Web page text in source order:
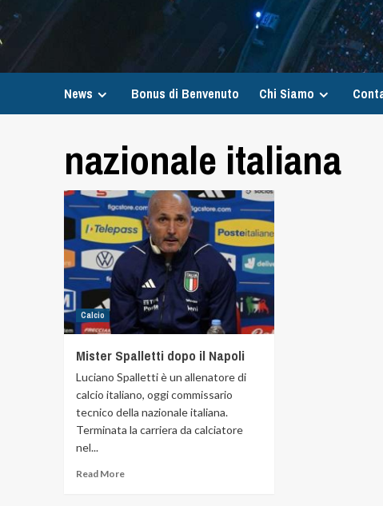
News Bonus di Benvenuto Chi Siamo
nazionale italiana
Calcio
Mister Spalletti dopo il Napoli
Luciano Spalletti è un allenatore di
calcio italiano, oggi commissario
tecnico della nazionale italiana.
Terminata la carriera da calciatore
nel...
Read More